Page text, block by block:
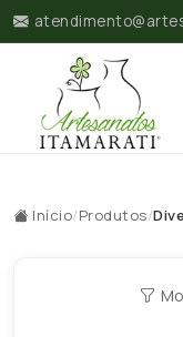
Início/Produtos/